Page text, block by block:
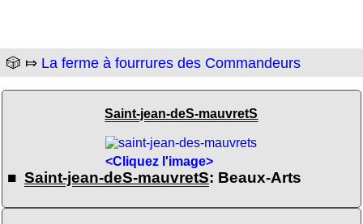
🎲 ⤇ La ferme à fourrures des Commandeurs
Saint-jean-deS-mauvretS
<Cliquez l'image>
■ Saint-jean-deS-mauvretS: Beaux-Arts